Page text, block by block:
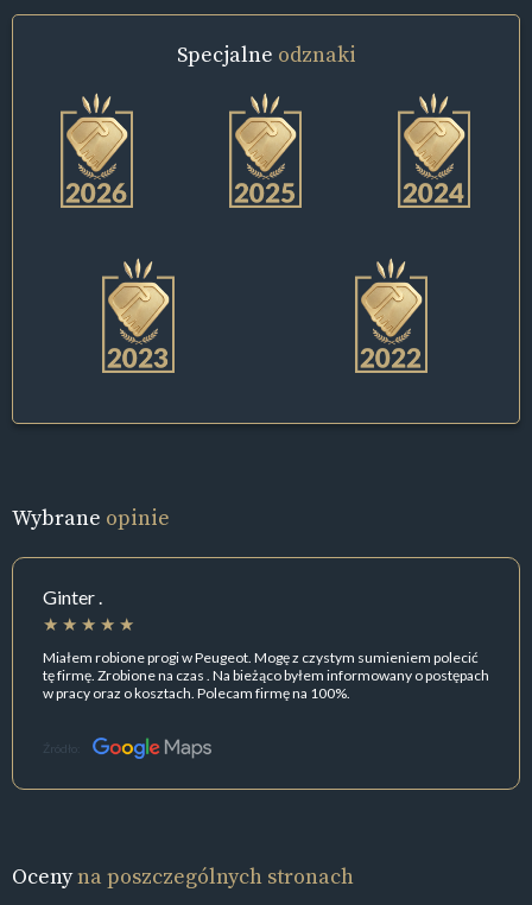
Specjalne odznaki
Wybrane opinie
Ginter .
Miałem robione progi w Peugeot. Mogę z czystym sumieniem polecić
tę firmę. Zrobione na czas . Na bieżąco byłem informowany o postępach
w pracy oraz o kosztach. Polecam firmę na 100%.
Źródło:
Ocenyna poszczególnych stronach